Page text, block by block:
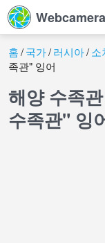
홈 국가 러시아 소
족관" 잉어
해양 수족
수족관" 잉